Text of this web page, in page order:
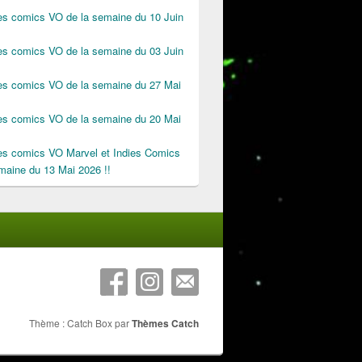
comics VO de la semaine du 10 Juin
comics VO de la semaine du 03 Juin
comics VO de la semaine du 27 Mai
comics VO de la semaine du 20 Mai
comics VO Marvel et Indies Comics
du 13 Mai 2026 !!
Thème : Catch Box parThèmes Catch